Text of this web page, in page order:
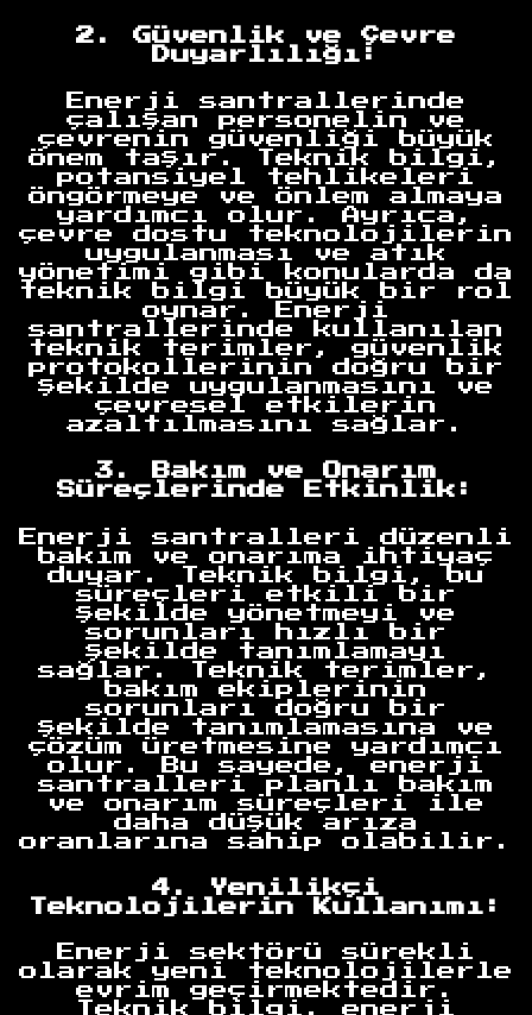
2. Güvenlik ve Çevre
Duyarlılığı:
Enerji santrallerinde
çalışan personelin ve
çevrenin güvenliği büyük
önem taşır. Teknik bilgi,
potansiyel tehlikeleri
öngörmeye ve önlem almaya
yardımcı olur. Ayrıca,
çevre dostu teknolojilerin
uygulanması ve atık
yönetimi gibi konularda da
teknik bilgi büyük bir rol
oynar. Enerji
santrallerinde kullanılan
teknik terimler, güvenlik
protokollerinin doğru bir
şekilde uygulanmasını ve
çevresel etkilerin
azaltılmasını sağlar.
3. Bakım ve Onarım
Süreçlerinde Etkinlik:
Enerji santralleri düzenli
bakım ve onarıma ihtiyaç
duyar. Teknik bilgi, bu
süreçleri etkili bir
şekilde yönetmeyi ve
sorunları hızlı bir
şekilde tanımlamayı
sağlar. Teknik terimler,
bakım ekiplerinin
sorunları doğru bir
şekilde tanımlamasına ve
çözüm üretmesine yardımcı
olur. Bu sayede, enerji
santralleri planlı bakım
ve onarım süreçleri ile
daha düşük arıza
oranlarına sahip olabilir.
4. Yenilikçi
Teknolojilerin Kullanımı:
Enerji sektörü sürekli
olarak yeni teknolojilerle
evrim geçirmektedir.
Teknik bilgi, enerji